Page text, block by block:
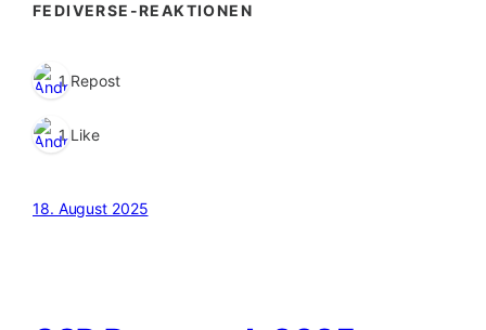
FEDIVERSE-REAKTIONEN
1 Repost
1 Like
18. August 2025